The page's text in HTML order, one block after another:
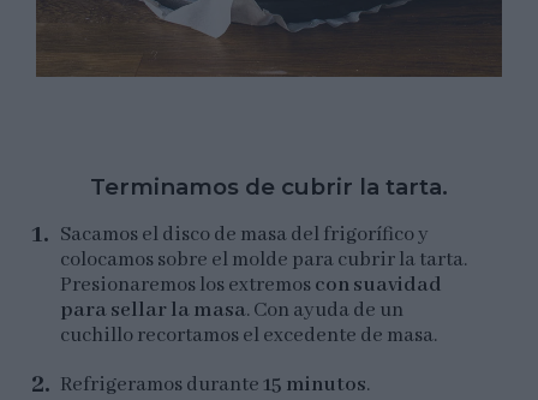
Terminamos de cubrir la tarta.
Sacamos el disco de masa del frigorífico y
colocamos sobre el molde para cubrir la tarta.
Presionaremos los extremoscon suavidad
para sellar la masa. Con ayuda de un
cuchillo recortamos el excedente de masa.
Refrigeramos durante15 minutos.